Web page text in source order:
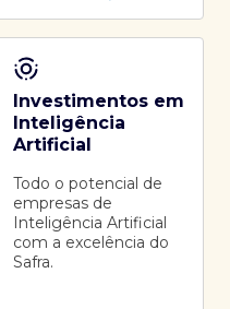
Investimentos em
Inteligência
Artificial
Todo o potencial de
empresas de
Inteligência Artificial
com a excelência do
Safra.